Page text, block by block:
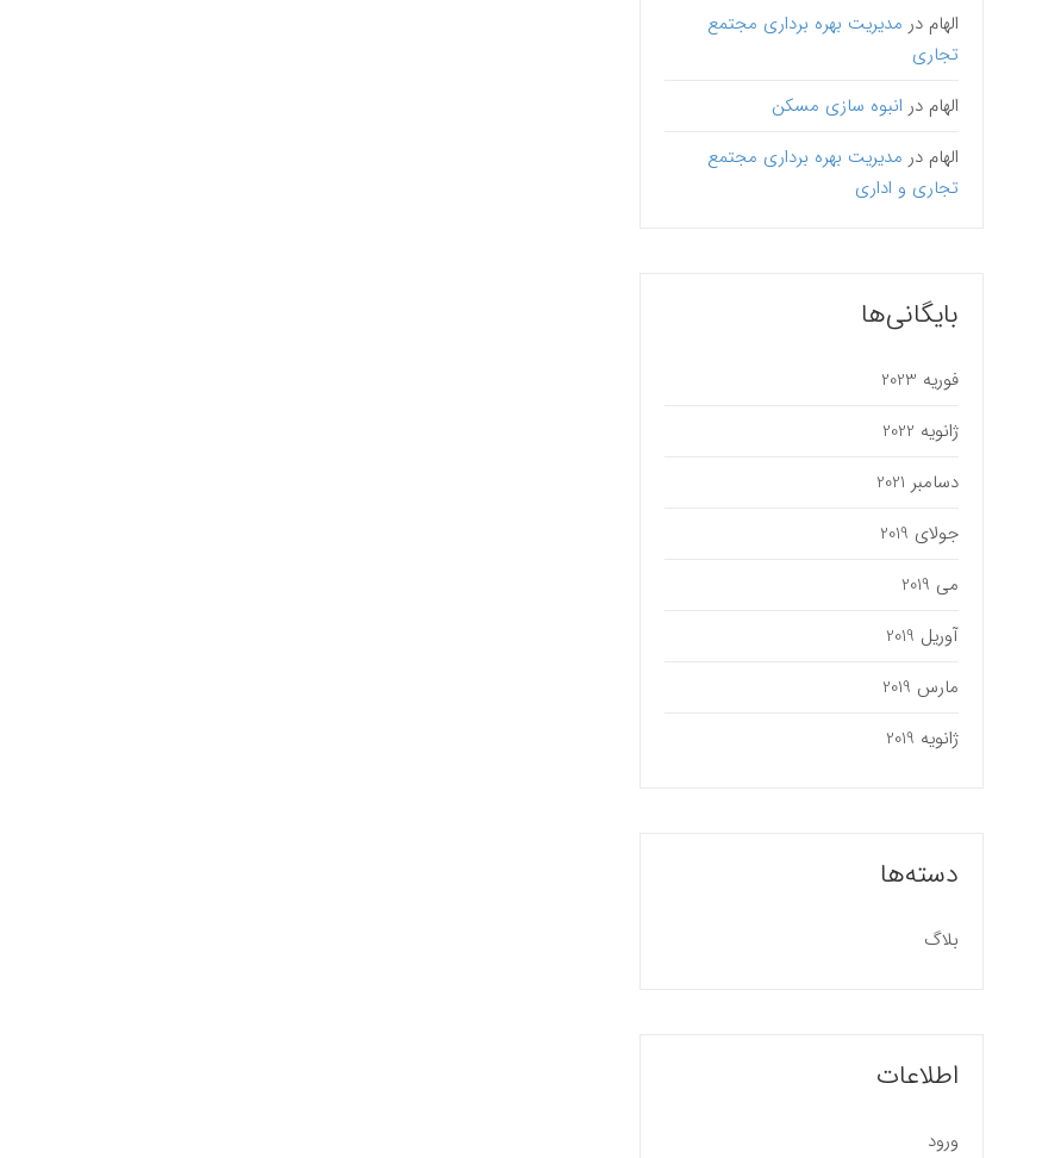
الهام در مدیریت بهره برداری مجتمع
تجاری
الهام در انبوه سازی مسکن
الهام در مدیریت بهره برداری مجتمع
تجاری و اداری
بایگانی‌ها
فوریه 2023
ژانویه 2022
دسامبر 2021
جولای 2019
می 2019
آوریل 2019
مارس 2019
ژانویه 2019
دسته‌ها
بلاگ
اطلاعات
ورود